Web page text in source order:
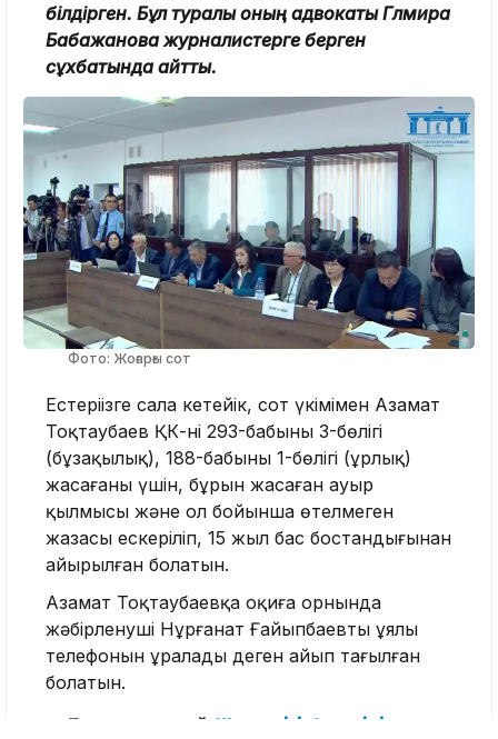
білдірген. Бұл туралы оның адвокаты Гүлмира
Бабажанова журналистерге берген
сұхбатында айтты.
Фото: Жоғарғы сот
Естеріңізге сала кетейік, сот үкімімен Азамат
Тоқтаубаев ҚК-нің 293-бабының 3-бөлігі
(бұзақылық), 188-бабының 1-бөлігі (ұрлық)
жасағаны үшін, бұрын жасаған ауыр
қылмысы және ол бойынша өтелмеген
жазасы ескеріліп, 15 жыл бас бостандығынан
айырылған болатын.
Азамат Тоқтаубаевқа оқиға орнында
жәбірленуші Нұрғанат Ғайыпбаевтың ұялы
телефонын ұралады деген айып тағылған
болатын.
Тақырыпқа орай: Шерзат ісі: Сот үкімі